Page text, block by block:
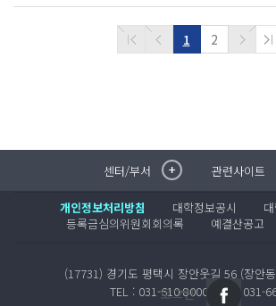
1 2
센터/부서취·창업지원센터
국제대학교 입학안내
학술정보원
학생생활관
산학협력단
평생교육원
관련사이트
이메
무선
포탈
증명발
로그인
개인정보처리방침 대학정보공시
등록금심의위원회회의록
예결산공고
(17731) 경기도 평택시 장안웃길 56 (장안
TEL : 031-610-8000
FAX : 031-